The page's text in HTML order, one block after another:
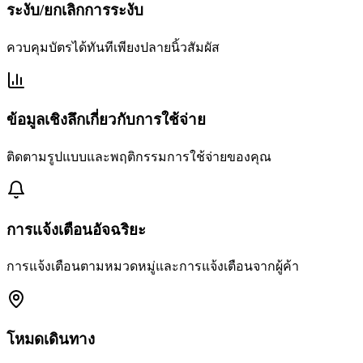
ระงับ/ยกเลิกการระงับ
ควบคุมบัตรได้ทันทีเพียงปลายนิ้วสัมผัส
ข้อมูลเชิงลึกเกี่ยวกับการใช้จ่าย
ติดตามรูปแบบและพฤติกรรมการใช้จ่ายของคุณ
การแจ้งเตือนอัจฉริยะ
การแจ้งเตือนตามหมวดหมู่และการแจ้งเตือนจากผู้ค้า
โหมดเดินทาง